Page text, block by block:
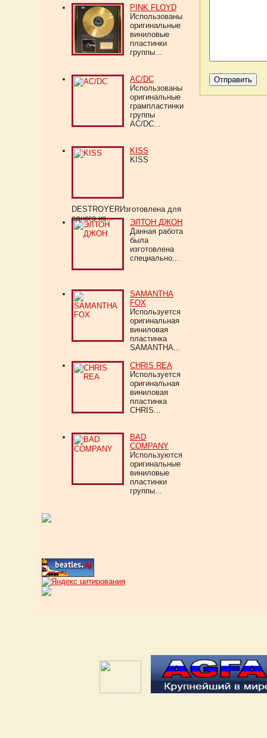
PINK FLOYD
Использованы
оригинальные
виниловые
пластинки
группы...
AC/DC
Использованы
оригинальные
грампластинки
группы
AC/DC...
KISS
KISS
DESTROYERИзготовлена для
одного из...
ЭЛТОН ДЖОН
Данная работа
была
изготовлена
специально...
SAMANTHA
FOX
Используется
оригинальная
виниловая
пластинка
SAMANTHA...
CHRIS REA
Используется
оригинальная
виниловая
пластинка
CHRIS...
BAD
COMPANY
Используются
оригинальные
виниловые
пластинки
группы...